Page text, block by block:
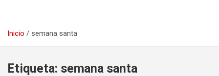
Inicio semana santa
Etiqueta: semana santa